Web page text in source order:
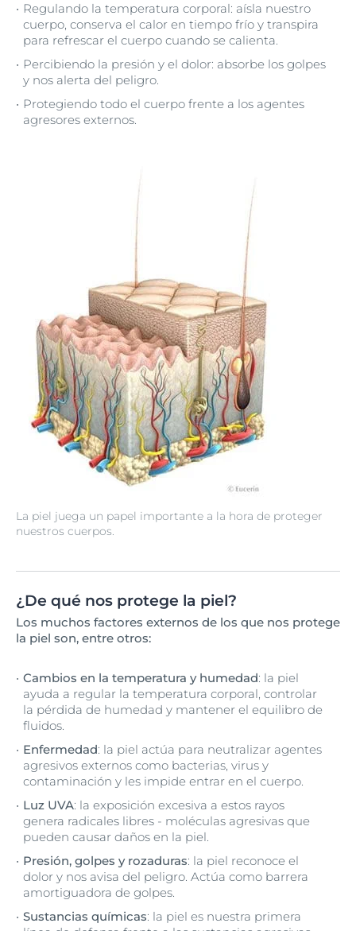
La piel juega un papel importante a la hora de proteger
nuestros cuerpos.
Regulando la temperatura corporal: aísla nuestro
cuerpo, conserva el calor en tiempo frío y transpira
para refrescar el cuerpo cuando se calienta.
Percibiendo la presión y el dolor: absorbe los golpes
y nos alerta del peligro.
Protegiendo todo el cuerpo frente a los agentes
agresores externos.
¿De qué nos protege la piel?
Los muchos factores externos de los que nos protege
la piel son, entre otros:
Cambios en la temperatura y humedad: la piel
ayuda a regular la temperatura corporal, controlar
la pérdida de humedad y mantener el equilibro de
fluidos.
Enfermedad: la piel actúa para neutralizar agentes
agresivos externos como bacterias, virus y
contaminación y les impide entrar en el cuerpo.
Luz UVA: la exposición excesiva a estos rayos
genera radicales libres - moléculas agresivas que
pueden causar daños en la piel.
Presión, golpes y rozaduras: la piel reconoce el
dolor y nos avisa del peligro. Actúa como barrera
amortiguadora de golpes.
Sustancias químicas: la piel es nuestra primera